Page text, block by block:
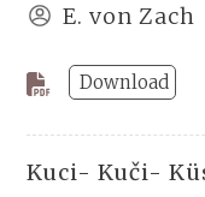
E. von Zach
Download
Kuci- Kuči-